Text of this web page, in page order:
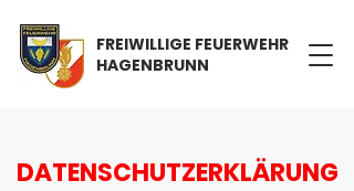
FREIWILLIGE FEUERWEHR
HAGENBRUNN
DATENSCHUTZERKLÄRUNG